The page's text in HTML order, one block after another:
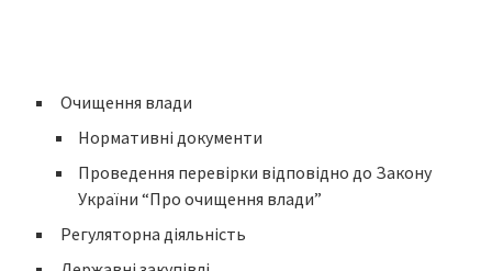
Очищення влади
Нормативні документи
Проведення перевірки відповідно до Закону
України “Про очищення влади”
Регуляторна діяльність